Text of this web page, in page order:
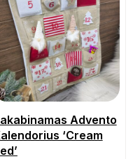
Advento
‘Cream